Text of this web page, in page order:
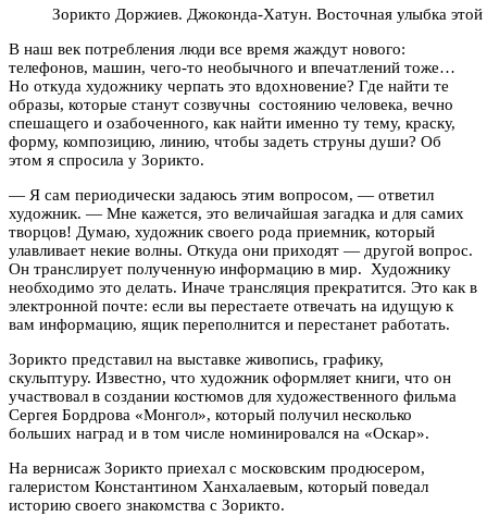
Зорикто Доржиев. Джоконда-Хатун. Восточная улыбка этой
В наш век потребления люди все время жаждут нового:
телефонов, машин, чего-то необычного и впечатлений тоже…
Но откуда художнику черпать это вдохновение? Где найти те
образы, которые станут созвучны состоянию человека, вечно
спешащего и озабоченного, как найти именно ту тему, краску,
форму, композицию, линию, чтобы задеть струны души? Об
этом я спросила у Зорикто.
— Я сам периодически задаюсь этим вопросом, — ответил
художник. — Мне кажется, это величайшая загадка и для самих
творцов! Думаю, художник своего рода приемник, который
улавливает некие волны. Откуда они приходят — другой вопрос.
Он транслирует полученную информацию в мир. Художнику
необходимо это делать. Иначе трансляция прекратится. Это как в
электронной почте: если вы перестаете отвечать на идущую к
вам информацию, ящик переполнится и перестанет работать.
Зорикто представил на выставке живопись, графику,
скульптуру. Известно, что художник оформляет книги, что он
участвовал в создании костюмов для художественного фильма
Сергея Бордрова «Монгол», который получил несколько
больших наград и в том числе номинировался на «Оскар».
На вернисаж Зорикто приехал с московским продюсером,
галеристом Константином Ханхалаевым, который поведал
историю своего знакомства с Зорикто.